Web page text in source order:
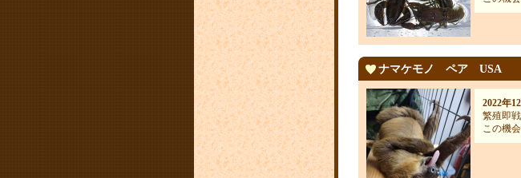
ナマケモノ ペア USA
2022年
繁殖即
この機会